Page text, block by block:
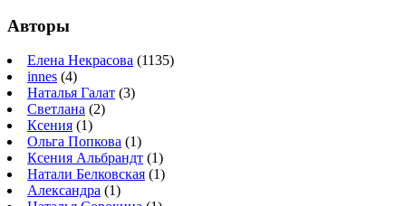
Авторы
Елена Некрасова (1135)
innes (4)
Наталья Галат (3)
Светлана (2)
Ксения (1)
Ольга Попкова (1)
Ксения Альбрандт (1)
Натали Белковская (1)
Александра (1)